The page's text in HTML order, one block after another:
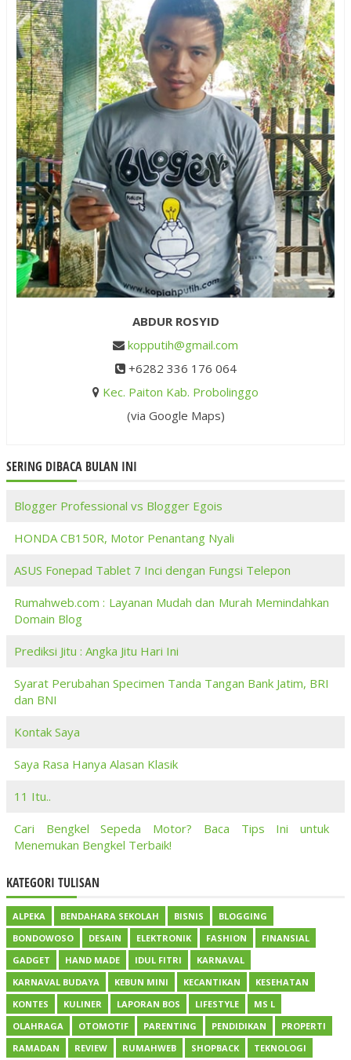
ABDUR ROSYID
kopputih@gmail.com
+6282 336 176 064
Kec. Paiton Kab. Probolinggo
(via Google Maps)
SERING DIBACA BULAN INI
Blogger Professional vs Blogger Egois
HONDA CB150R, Motor Penantang Nyali
ASUS Fonepad Tablet 7 Inci dengan Fungsi Telepon
Rumahweb.com : Layanan Mudah dan Murah Memindahkan
Domain Blog
Prediksi Jitu : Angka Jitu Hari Ini
Syarat Perubahan Specimen Tanda Tangan Bank Jatim, BRI
dan BNI
Kontak Saya
Saya Rasa Hanya Alasan Klasik
11 Itu..
Cari Bengkel Sepeda Motor? Baca Tips Ini untuk
Menemukan Bengkel Terbaik!
KATEGORI TULISAN
ALPEKA BENDAHARA SEKOLAH BISNIS
BLOGGING
BONDOWOSO
DESAIN ELEKTRONIK FASHION
FINANSIAL
GADGET
HAND MADE IDUL FITRI
KARNAVAL
KARNAVAL BUDAYA
KEBUN MINI KECANTIKAN
KESEHATAN
KONTES
KULINER LAPORAN BOS LIFESTYLE
MS L
OLAHRAGA
OTOMOTIF PARENTING PENDIDIKAN
PROPERTI
RAMADAN
REVIEW RUMAHWEB SHOPBACK
TEKNOLOGI